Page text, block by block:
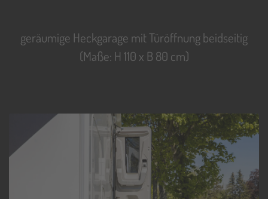
geräumige Heckgarage mit Türöffnung beidseitig
(Maße: H 110 x B 80 cm)